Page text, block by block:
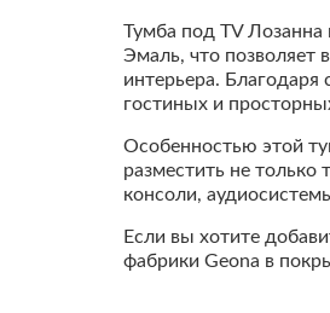
Тумба под TV Лозанна
Эмаль, что позволяет
интерьера.
гостиных и
Особенностью этой
разместить не только
консоли,
Если вы хотите
фабрики Geona в